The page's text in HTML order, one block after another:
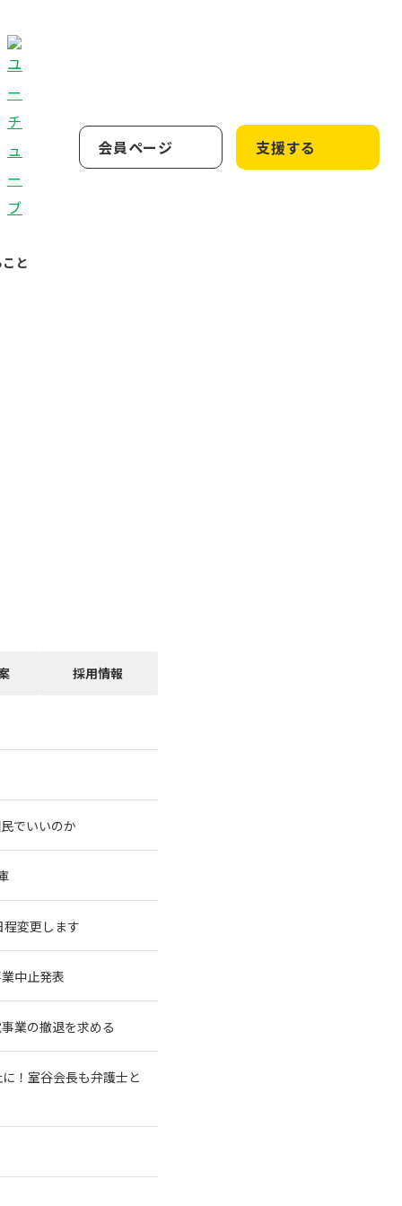
と
会員ページ 支援する
採用情報
でいいのか
程変更します
中止発表
業の撤退を求める
！室谷会長も弁護士と